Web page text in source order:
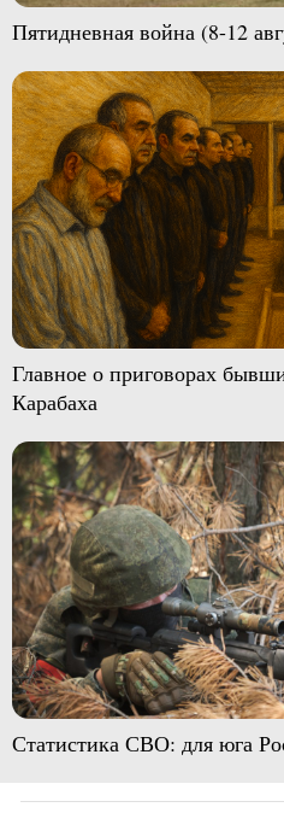
Пятидневная война (8-12
Главное о приговорах
Карабаха
Статистика СВО: для юга